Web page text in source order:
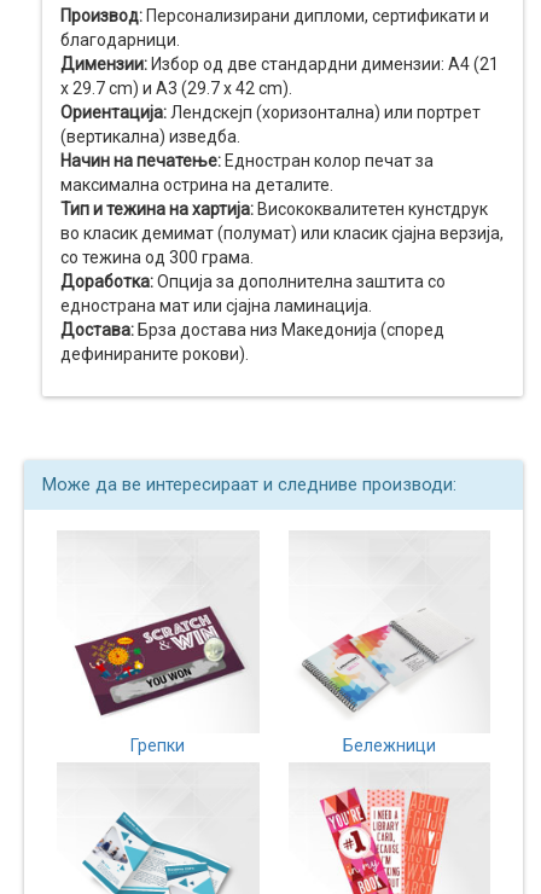
Производ: Персонализирани дипломи, сертификати и
благодарници.
Димензии: Избор од две стандардни димензии: А4 (21
x 29.7 cm) и А3 (29.7 x 42 cm).
Ориентација:Лендскејп (хоризонтална) или портрет
(вертикална) изведба.
Начин на печатење: Едностран колор печат за
максимална острина на деталите.
Тип и тежина на хартија: Висококвалитетен кунстдрук
во класик демимат (полумат) или класик сјајна верзија,
со тежина од 300 грама.
Доработка:Опција за дополнителна заштита со
еднострана мат или сјајна ламинација.
Достава: Брза достава низ Македонија (според
дефинираните рокови).
Може да ве интересираат и следниве производи:
Грепки Бележници